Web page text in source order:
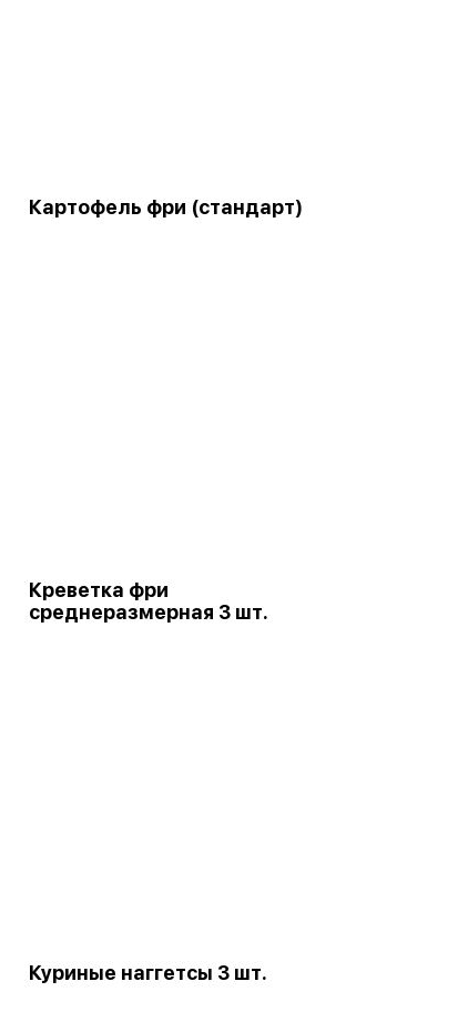
Картофель фри (стандарт)
Креветка фри
среднеразмерная 3 шт.
Куриные наггетсы 3 шт.